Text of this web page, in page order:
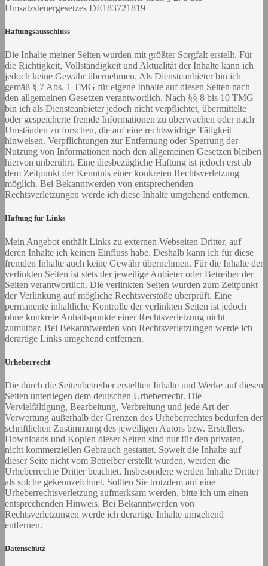
Umsatzsteuergesetzes DE183721819
Haftungsausschluss
Die Inhalte meiner Seiten wurden mit größter Sorgfalt erstellt. Für
die Richtigkeit, Vollständigkeit und Aktualität der Inhalte kann ich
jedoch keine Gewähr übernehmen. Als Diensteanbieter bin ich
gemäß § 7 Abs. 1 TMG für eigene Inhalte auf diesen Seiten nach
den allgemeinen Gesetzen verantwortlich. Nach §§ 8 bis 10 TMG
bin ich als Diensteanbieter jedoch nicht verpflichtet, übermittelte
oder gespeicherte fremde Informationen zu überwachen oder nach
Umständen zu forschen, die auf eine rechtswidrige Tätigkeit
hinweisen. Verpflichtungen zur Entfernung oder Sperrung der
Nutzung von Informationen nach den allgemeinen Gesetzen bleiben
hiervon unberührt. Eine diesbezügliche Haftung ist jedoch erst ab
dem Zeitpunkt der Kenntnis einer konkreten Rechtsverletzung
möglich. Bei Bekanntwerden von entsprechenden
Rechtsverletzungen werde ich diese Inhalte umgehend entfernen.
Haftung für Links
Mein Angebot enthält Links zu externen Webseiten Dritter, auf
deren Inhalte ich keinen Einfluss habe. Deshalb kann ich für diese
fremden Inhalte auch keine Gewähr übernehmen. Für die Inhalte der
verlinkten Seiten ist stets der jeweilige Anbieter oder Betreiber der
Seiten verantwortlich. Die verlinkten Seiten wurden zum Zeitpunkt
der Verlinkung auf mögliche Rechtsverstöße überprüft. Eine
permanente inhaltliche Kontrolle der verlinkten Seiten ist jedoch
ohne konkrete Anhaltspunkte einer Rechtsverletzung nicht
zumutbar. Bei Bekanntwerden von Rechtsverletzungen werde ich
derartige Links umgehend entfernen.
Urheberrecht
Die durch die Seitenbetreiber erstellten Inhalte und Werke auf diesen
Seiten unterliegen dem deutschen Urheberrecht. Die
Vervielfältigung, Bearbeitung, Verbreitung und jede Art der
Verwertung außerhalb der Grenzen des Urheberrechtes bedürfen der
schriftlichen Zustimmung des jeweiligen Autors bzw. Erstellers.
Downloads und Kopien dieser Seiten sind nur für den privaten,
nicht kommerziellen Gebrauch gestattet. Soweit die Inhalte auf
dieser Seite nicht vom Betreiber erstellt wurden, werden die
Urheberrechte Dritter beachtet. Insbesondere werden Inhalte Dritter
als solche gekennzeichnet. Sollten Sie trotzdem auf eine
Urheberrechtsverletzung aufmerksam werden, bitte ich um einen
entsprechenden Hinweis. Bei Bekanntwerden von
Rechtsverletzungen werde ich derartige Inhalte umgehend
entfernen.
Datenschutz